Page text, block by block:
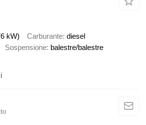
kW) Carburante diesel
Sospensione balestre/balestre